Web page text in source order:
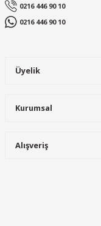
0216 446 90 10
0216 446 90 10
Üyelik
Kurumsal
Alışveriş